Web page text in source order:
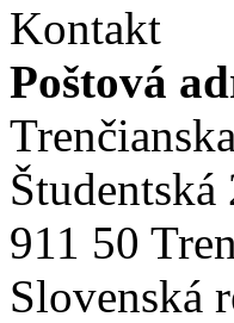
Kontakt
Poštová
Študentská
911 50
Slovenská